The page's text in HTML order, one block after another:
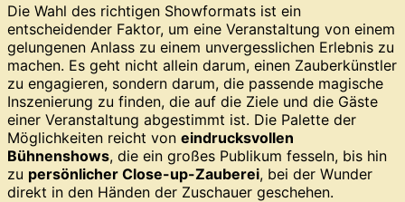
Die Wahl des richtigen Showformats ist ein
entscheidender Faktor, um eine Veranstaltung von einem
gelungenen Anlass zu einem unvergesslichen Erlebnis zu
machen. Es geht nicht allein darum, einen Zauberkünstler
zu engagieren, sondern darum, die passende magische
Inszenierung zu finden, die auf die Ziele und die Gäste
einer Veranstaltung abgestimmt ist. Die Palette der
Möglichkeiten reicht von eindrucksvollen
Bühnenshows, die ein großes Publikum fesseln, bis hin
zu persönlicher Close-up-Zauberei, bei der Wunder
direkt in den Händen der Zuschauer geschehen.